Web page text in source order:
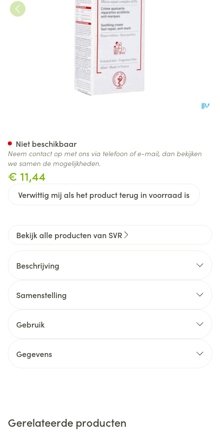
€ 11,44
Verwittig mij als het product terug in voorraad is
Niet beschikbaar
Neem contact op met ons via telefoon of e-mail, dan bekijken
we samen de mogelijkheden.
Bekijk alle producten van SVR
Beschrijving
Samenstelling
Gebruik
Gegevens
Gerelateerde producten